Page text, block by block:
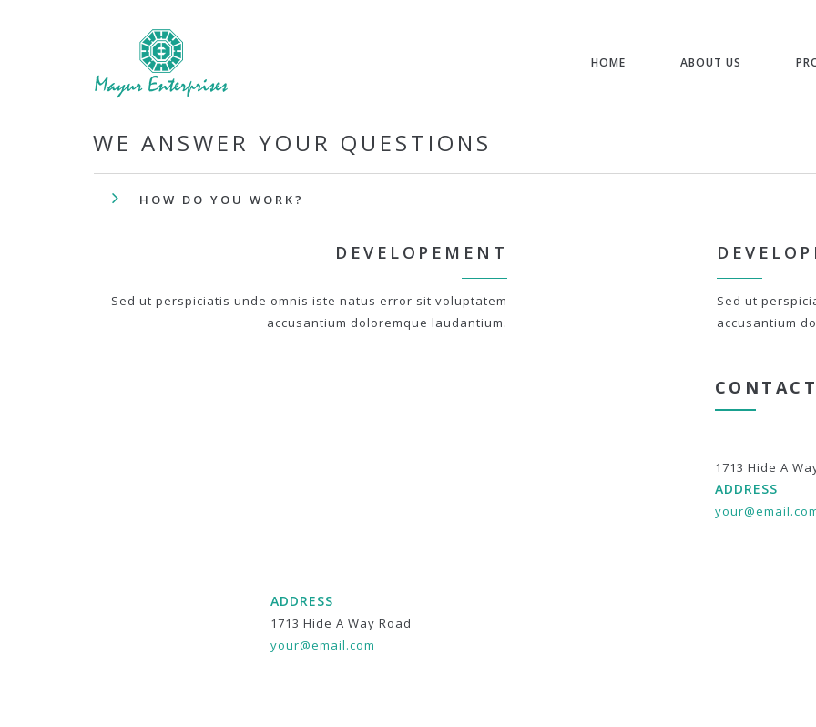
HOME ABOUT US
WE ANSWER YOUR QUESTIONS
HOW DO YOU WORK?
DEVELOPEMENT
Sed ut perspiciatis unde omnis iste natus error sit voluptatem
accusantium doloremque laudantium.
Sed ut
accusantium
1713 Hide A
ADDRESS
ADDRESS
1713 Hide A Way Road
your@email.com